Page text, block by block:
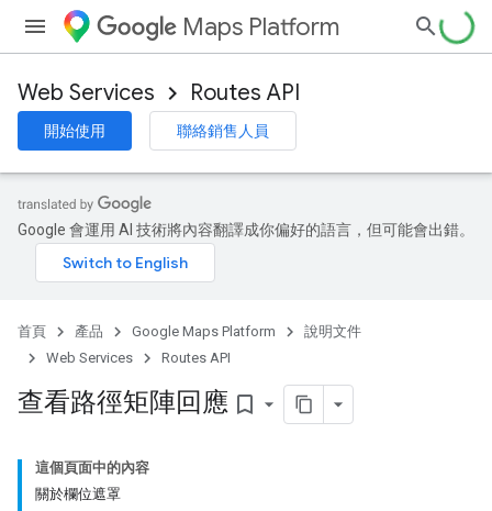
Maps Platform
Web Services Routes API
開始使用 聯絡銷售人員
Google 會運用 AI 技術將內容翻譯成你偏好的語言，但可能會出錯。
首頁 產品 Google Maps Platform
說明文件
Web Services
Routes API
查看路徑矩陣回應 bookmark_border
這個頁面中的內容
關於欄位遮罩